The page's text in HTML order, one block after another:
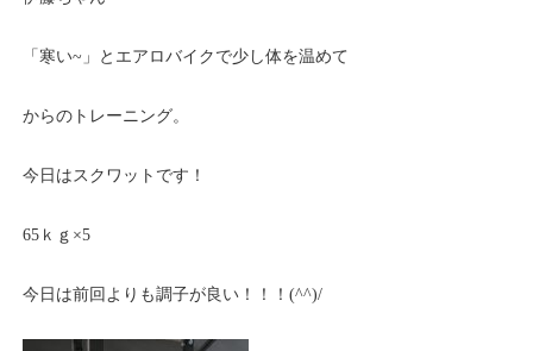
「寒い~」とエアロバイクで少し体を温めて
からのトレーニング。
今日はスクワットです！
65ｋｇ×5
今日は前回よりも調子が良い！！！(^^)/